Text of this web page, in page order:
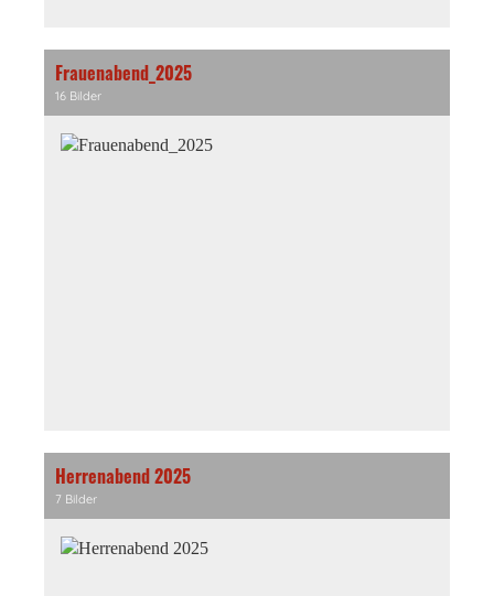
Frauenabend_2025
16 Bilder
Herrenabend 2025
7 Bilder